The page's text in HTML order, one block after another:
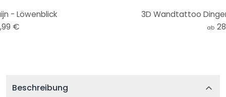
- Löwenblick
€
3D Wandtattoo
ab
Beschreibung